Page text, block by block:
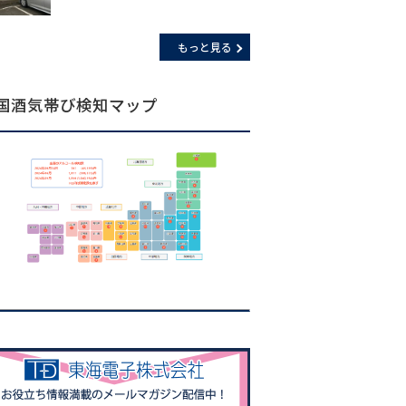
もっと見る
酒気帯び検知マップ